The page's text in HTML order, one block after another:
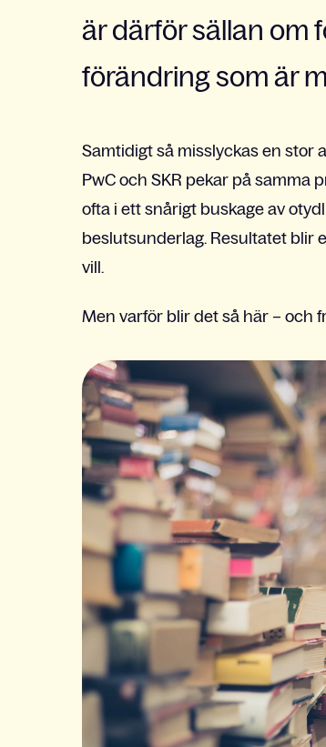
är därför sällan om
förändring som är
Samtidigt så misslyckas en stor
PwC och SKR pekar på samma
ofta i ett snårigt buskage av
beslutsunderlag. Resultatet blir
vill.
Men varför blir det så här – och